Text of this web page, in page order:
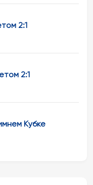
2:1
2:1
Кубке